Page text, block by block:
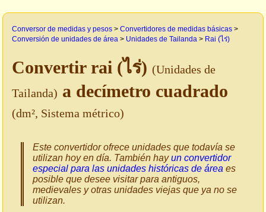
Conversor de medidas y pesos > Convertidores de medidas básicas >
Conversión de unidades de área > Unidades de Tailanda > Rai (ไร่)
Convertir rai (ไร่) (Unidades de
Tailanda) a decímetro cuadrado
(dm², Sistema métrico)
Este convertidor ofrece unidades que todavía se
utilizan hoy en día. También hayun convertidor
especial para las unidades históricas de área es
posible que desee visitar para antiguos,
medievales y otras unidades viejas que ya no se
utilizan.